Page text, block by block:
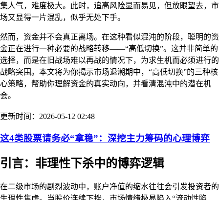
集人气，难度极大。此时，追高风险显而易见，但放眼望去，市
场又显得一片混乱，似乎无处下手。
然而，资金并不会真正离场。在这种看似混沌的阶段，聪明的资
金正在进行一种必要的战略转移——“高低切换”。这并非简单的
选择，而是在旧战场难以再战的情况下，为求生机而必须进行的
战略突围。本文将为你揭示市场退潮期中，“高低切换”的三种核
心策略，帮助你理解资金的真实动向，并看清混沌中的潜在机
会。
更新时间：2026-05-12 02:48
这4类股票请务必“拿稳”：深挖主力筹码的心理博弈
引言：非理性下杀中的博弈逻辑
在二级市场的剧烈波动中，账户净值的缩水往往会引发投资者的